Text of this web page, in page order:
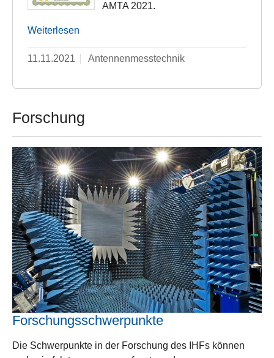
AMTA 2021.
Weiterlesen
11.11.2021 Antennenmesstechnik
Forschung
Forschungsschwerpunkte
Die Schwerpunkte in der Forschung des IHFs können